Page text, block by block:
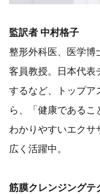
監訳者 中村格子
整形外科医、医学博
客員教授。日本代表
するなど、トップア
ら、「健康であるこ
わかりやすいエクサ
広く活躍中。
筋膜クレンジング